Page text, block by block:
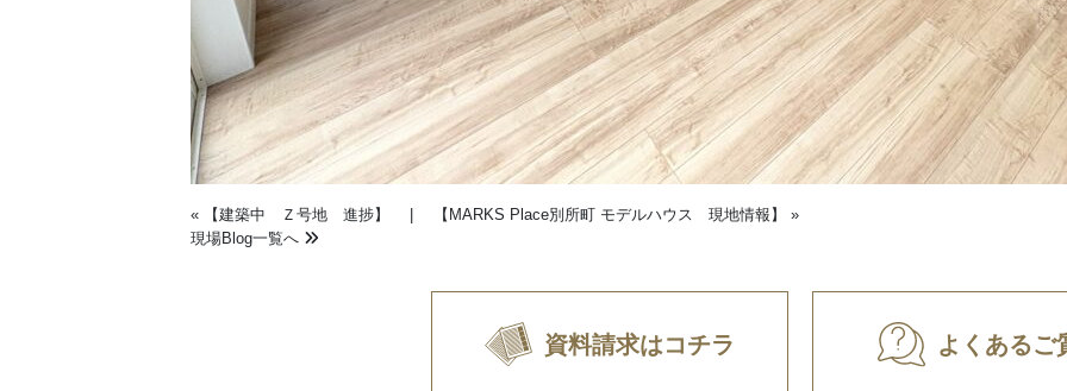
« 【建築中 Ｚ号地 進捗】 【MARKS Place別所町 モデルハウス 現地情報】
»
現場Blog一覧へ
資料請求はコチラ よくあるご